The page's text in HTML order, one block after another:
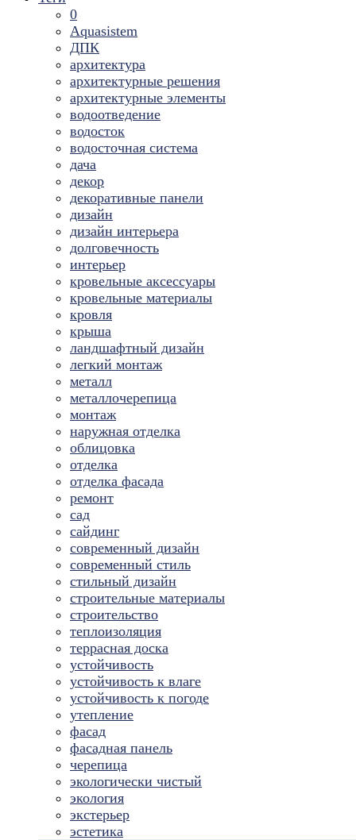
0
Aquasistem
ДПК
архитектура
архитектурные решения
архитектурные элементы
водоотведение
водосток
водосточная система
дача
декор
декоративные панели
дизайн
дизайн интерьера
долговечность
интерьер
кровельные аксессуары
кровельные материалы
кровля
крыша
ландшафтный дизайн
легкий монтаж
металл
металлочерепица
монтаж
наружная отделка
облицовка
отделка
отделка фасада
ремонт
сад
сайдинг
современный дизайн
современный стиль
стильный дизайн
строительные материалы
строительство
теплоизоляция
террасная доска
устойчивость
устойчивость к влаге
устойчивость к погоде
утепление
фасад
фасадная панель
черепица
экологически чистый
экология
экстерьер
эстетика